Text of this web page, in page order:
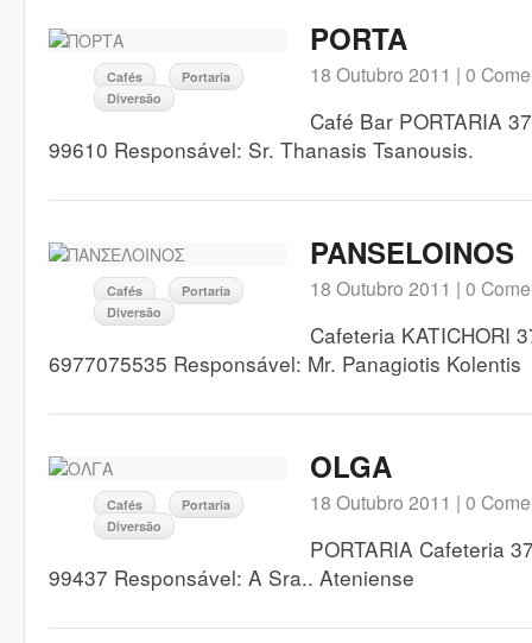
Cafés
Portaria
Diversão
PORTA
18 Outubro 2011 | 0
Café Bar PORTARIA
99610 Responsável: Sr. Thanasis Tsanousis.
Cafés
Portaria
Diversão
PANSELOINOS
18 Outubro 2011 | 0
Cafeteria KATICHORI
6977075535 Responsável: Mr. Panagiotis Kolentis
Cafés
Portaria
Diversão
OLGA
18 Outubro 2011 | 0
PORTARIA Cafeteria
99437 Responsável: A Sra.. Ateniense